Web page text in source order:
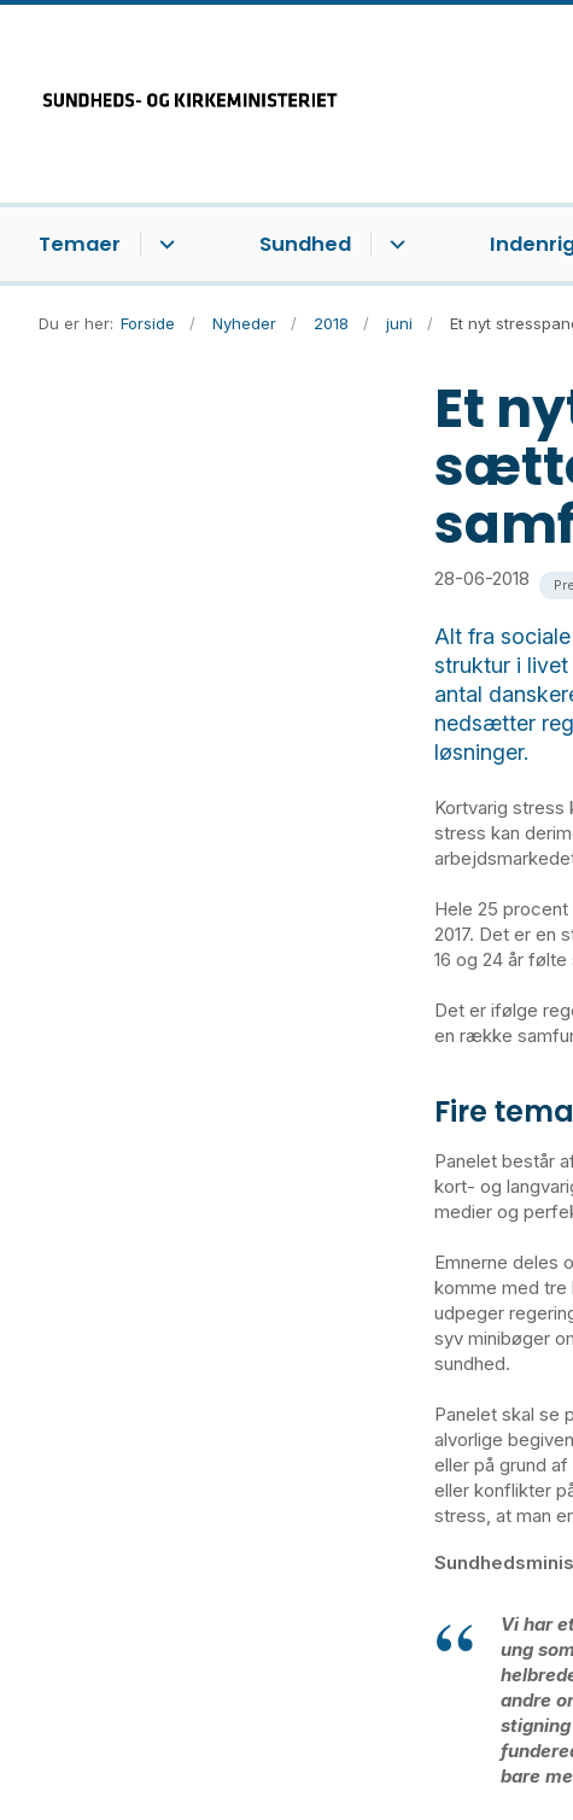
Temaer Sundhed
Du er her: Forside Nyheder 2018 juni Et nyt
Et
28-06-2018
Alt fra
struktur i
antal
nedsætter
løsninger.
Kortvarig stress
stress kan
Hele 25
2017. Det er en
16 og 24 år
Det er ifølge
en række
Fire
Panelet består
kort- og
medier og
Emnerne deles
komme med tre
udpeger
syv minibøger
sundhed.
Panelet skal se
alvorlige
eller på grund
eller konflikter
stress, at man
Vi har
ung
andre
bare